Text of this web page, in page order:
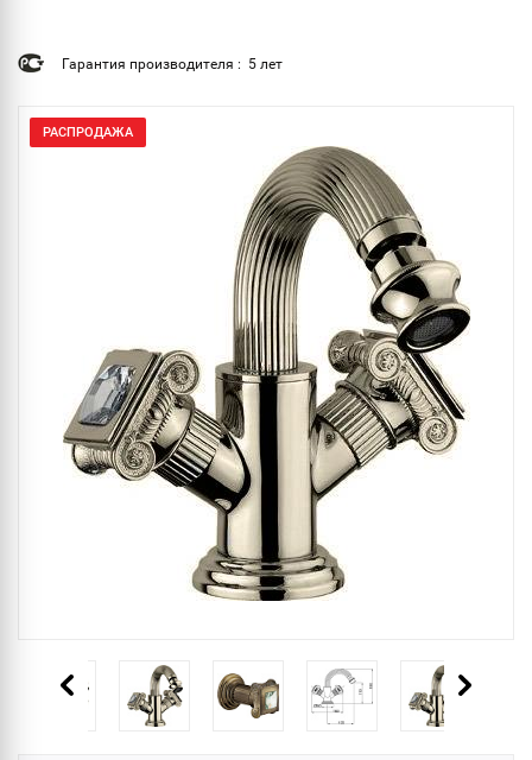
Гарантия производителя : 5 лет
РАСПРОДАЖА